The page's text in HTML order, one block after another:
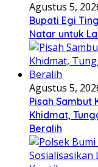
Agustus 5,
Bupati Egi
Natar untuk
Agustus 5,
Pisah Sambut
Khidmat,
Beralih